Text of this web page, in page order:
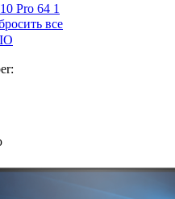
Pro 64 1
все